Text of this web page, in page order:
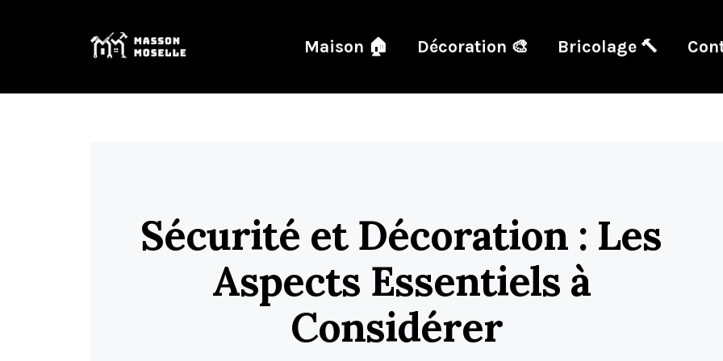
Maison 🏠 Décoration 🎨 Bricolage 🔨
Sécurité et Décoration : Les
Aspects Essentiels à
Considérer